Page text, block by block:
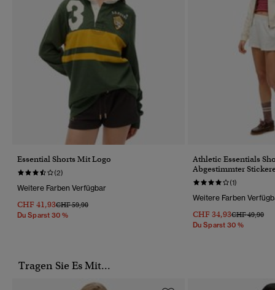
Essential Shorts Mit Logo
(2)
Weitere Farben Verfügbar
CHF 41,93Preis Wurde Reduziert Von
CHF 59,90Bis
Du Sparst 30 %
Athletic Essentials
Abgestimmter
(1)
Weitere Farben
CHF 34,93Preis Wurde
CHF 49,90Bis
Du Sparst 30 %
Tragen Sie Es Mit...